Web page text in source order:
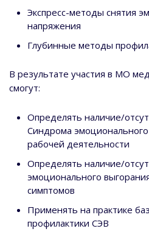
Экспресс-методы снятия
напряжения
Глубинные методы
В результате участия в МО
смогут:
Определять наличие/
Синдрома
рабочей деятельности
Определять наличие/
эмоционального
симптомов
Применять на практике
профилактики СЭВ